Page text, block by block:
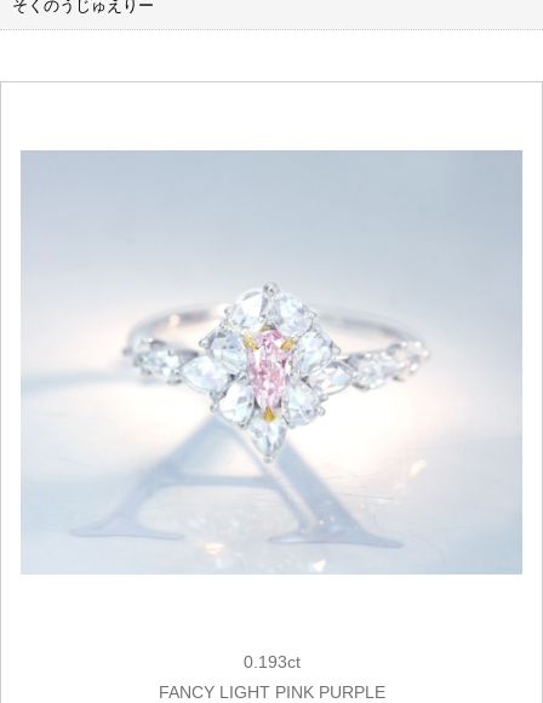
そくのうじゅえりー
0.193ct
FANCY LIGHT PINK PURPLE